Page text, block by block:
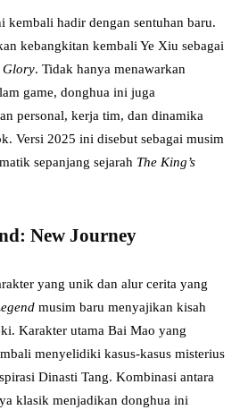
kembali hadir dengan sentuhan baru.
kebangkitan kembali Ye Xiu sebagai
Glory. Tidak hanya menawarkan
game, donghua ini juga
personal, kerja tim, dan dinamika
Versi 2025 ini disebut sebagai musim
sepanjang sejarah The King’s
New Journey
yang unik dan alur cerita yang
musim baru menyajikan kisah
Karakter utama Bai Mao yang
menyelidiki kasus-kasus misterius
Dinasti Tang. Kombinasi antara
klasik menjadikan donghua ini